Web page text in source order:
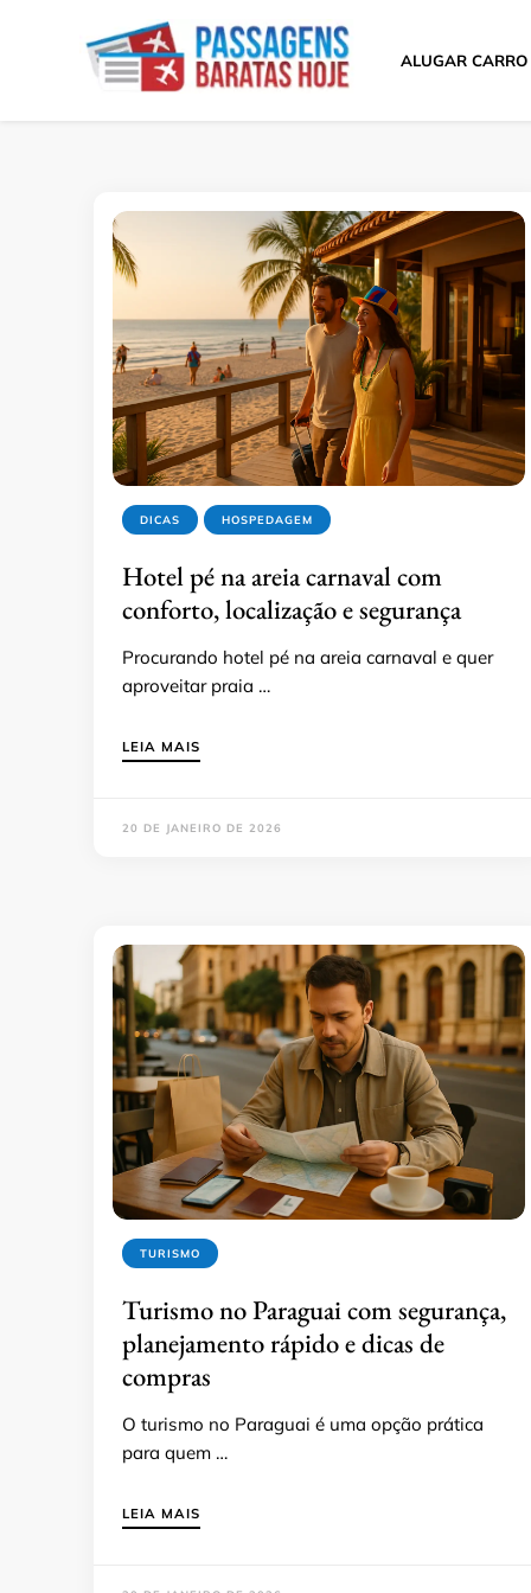
ALUGAR CARRO
DICAS HOSPEDAGEM
Hotel pé na areia carnaval com
conforto, localização e segurança
Procurando hotel pé na areia carnaval e quer
aproveitar praia …
LEIA MAIS
20 DE JANEIRO DE 2026
TURISMO
Turismo no Paraguai com segurança,
planejamento rápido e dicas de
compras
O turismo no Paraguai é uma opção prática
para quem …
LEIA MAIS